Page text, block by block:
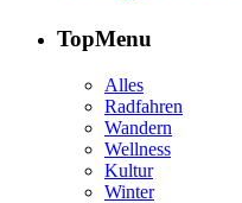
TopMenu
Alles
Radfahren
Wandern
Wellness
Kultur
Winter